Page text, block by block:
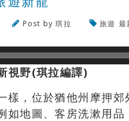
Post by琪拉 旅遊 最
視野(琪拉編譯)
樣，位於猶他州摩押
如地圖、客房洗漱用